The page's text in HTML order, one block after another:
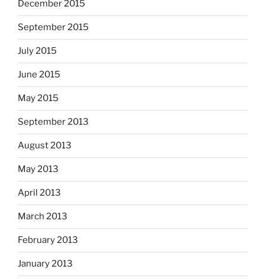
December 2015
September 2015
July 2015
June 2015
May 2015
September 2013
August 2013
May 2013
April 2013
March 2013
February 2013
January 2013